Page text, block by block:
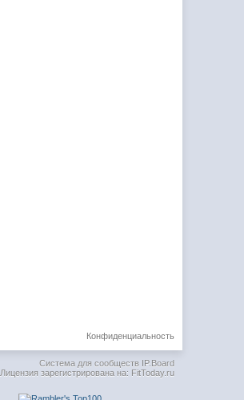
Конфиденциальность
Система для сообществ IP.Board
Лицензия зарегистрирована на: FitToday.ru